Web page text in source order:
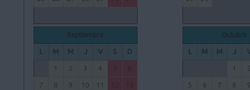
M M J V S D
1 2 3 4 5 6
7 8 9 10 11 12 13
M M J
1 2
5 6 7 8 9